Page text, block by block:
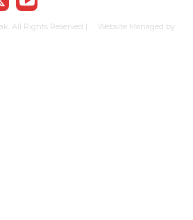
All Rights Reserved | Website Managed by